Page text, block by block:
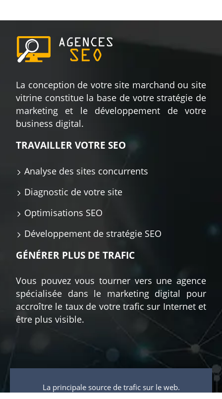
La conception de votre site marchand ou site
vitrine constitue la base de votre stratégie de
marketing et le développement de votre
business digital.
TRAVAILLER VOTRE SEO
Analyse des sites concurrents
Diagnostic de votre site
Optimisations SEO
Développement de stratégie SEO
GÉNÉRER PLUS DE TRAFIC
Vous pouvez vous tourner vers une agence
spécialisée dans le marketing digital pour
accroître le taux de votre trafic sur Internet et
être plus visible.
La principale source de trafic sur le web.